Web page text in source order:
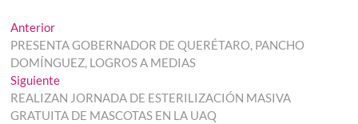
Navegación
de
entradas
AnteriorEntrada
anterior:
PRESENTA GOBERNADOR DE QUERÉTARO, PANCHO
DOMÍNGUEZ, LOGROS A MEDIAS
SiguienteEntrada
siguiente:
REALIZAN JORNADA DE ESTERILIZACIÓN MASIVA
GRATUITA DE MASCOTAS EN LA UAQ